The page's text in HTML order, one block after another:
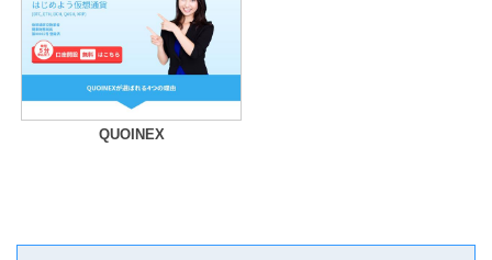
QUOINEX